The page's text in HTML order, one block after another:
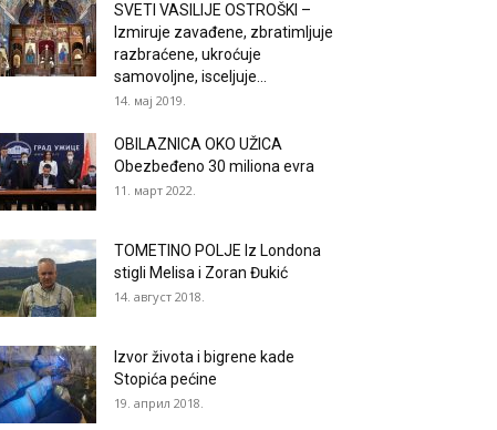
SVETI VASILIJE OSTROŠKI –
Izmiruje zavađene, zbratimljuje
razbraćene, ukroćuje
samovoljne, isceljuje...
14. мај 2019.
OBILAZNICA OKO UŽICA
Obezbeđeno 30 miliona evra
11. март 2022.
TOMETINO POLJE Iz Londona
stigli Melisa i Zoran Đukić
14. август 2018.
Izvor života i bigrene kade
Stopića pećine
19. април 2018.